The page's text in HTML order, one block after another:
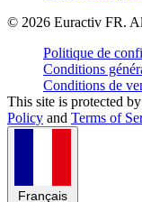
© 2026 Euractiv FR.
Politique de
Conditions
Conditions de
This site is protected
Policy and Terms of
Français